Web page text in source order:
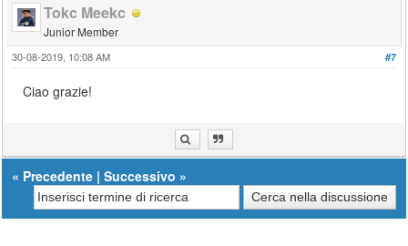
Tokc Meekc
Junior Member
#7
30-08-2019, 10:08 AM
Ciao grazie!
« Precedente |Successivo »